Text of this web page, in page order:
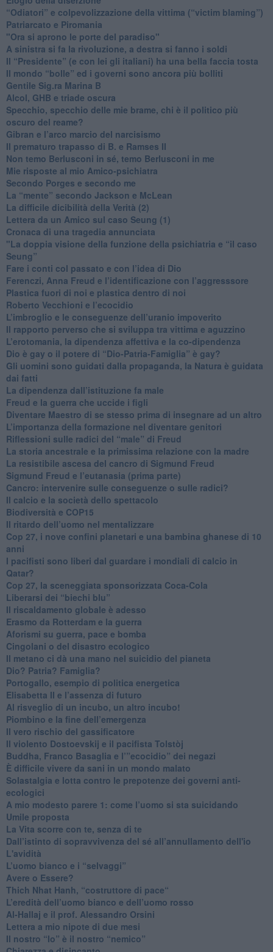
“Odiatori” e colpevolizzazione della vittima (“victim blaming”)
​Patriarcato e Piromania
"Ora si aprono le porte del paradiso"
​A sinistra si fa la rivoluzione, a destra si fanno i soldi
​Il “Presidente” (e con lei gli italiani) ha una bella faccia tosta
​Il mondo “bolle” ed i governi sono ancora più bolliti
​Gentile Sig.ra Marina B
​Alcol, GHB e triade oscura
​Specchio, specchio delle mie brame, chi è il politico più
oscuro del reame?
​Gibran e l’arco marcio del narcisismo
​Il prematuro trapasso di B. e Ramses II
​Non temo Berlusconi in sé, temo Berlusconi in me
​Mie risposte al mio Amico-psichiatra
​Secondo Porges e secondo me
​La “mente” secondo Jackson e McLean
La difficile dicibilità della Verità (2)
​Lettera da un Amico sul caso Seung (1)
​Cronaca di una tragedia annunciata
"​La doppia visione della funzione della psichiatria e “il caso
Seung”
​Fare i conti col passato e con l’idea di Dio
​Ferenczi, Anna Freud e l’identificazione con l’aggresssore
Plastica fuori di noi e plastica dentro di noi
​Roberto Vecchioni e l’ecocidio
​L’imbroglio e le conseguenze dell’uranio impoverito
​Il rapporto perverso che si sviluppa tra vittima e aguzzino
L’erotomania, la dipendenza affettiva e la co-dipendenza
​Dio è gay o il potere di “Dio-Patria-Famiglia” è gay?
​Gli uomini sono guidati dalla propaganda, la Natura è guidata
dai fatti
La dipendenza dall’istituzione fa male
​Freud e la guerra che uccide i figli
​Diventare Maestro di se stesso prima di insegnare ad un altro
L’importanza della formazione nel diventare genitori
Riflessioni sulle radici del “male” di Freud
​La storia ancestrale e la primissima relazione con la madre
​La resistibile ascesa del cancro di Sigmund Freud
Sigmund Freud e l’eutanasia (prima parte)
Cancro: intervenire sulle conseguenze o sulle radici?
​Il calcio e la società dello spettacolo
Biodiversità e COP15
​Il ritardo dell’uomo nel mentalizzare
​Cop 27, i nove confini planetari e una bambina ghanese di 10
anni
​I pacifisti sono liberi dal guardare i mondiali di calcio in
Qatar?
​Cop 27, la sceneggiata sponsorizzata Coca-Cola
​Liberarsi dei “biechi blu”
Il riscaldamento globale è adesso
​Erasmo da Rotterdam e la guerra
​Aforismi su guerra, pace e bomba
Cingolani o del disastro ecologico
​Il metano ci dà una mano nel suicidio del pianeta
​Dio? Patria? Famiglia?
Portogallo, esempio di politica energetica
​Elisabetta II e l’assenza di futuro
Al risveglio di un incubo, un altro incubo!
​Piombino e la fine dell’emergenza
​Il vero rischio del gassificatore
​Il violento Dostoevskij e il pacifista Tolstòj
​Buddha, Franco Basaglia e l’”ecocidio” dei negazi
​È difficile vivere da sani in un mondo malato
Solastalgia e lotta contro le prepotenze dei governi anti-
ecologici
​A mio modesto parere 1: come l’uomo si sta suicidando
​Umile proposta
​La Vita scorre con te, senza di te
​Dall’istinto di sopravvivenza del sé all’annullamento dell'io
L'avidità
​L’uomo bianco e i “selvaggi”
​Avere o Essere?
​Thich Nhat Hanh, “costruttore di pace“
​L’eredità dell’uomo bianco e dell’uomo rosso
Al-Hallaj e il prof. Alessandro Orsini
​Lettera a mio nipote di due mesi
​Il nostro “Io” è il nostro “nemico”